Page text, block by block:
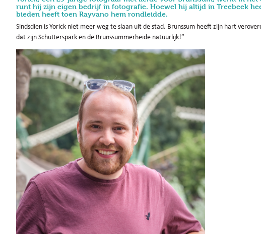
runt hij zijn eigen bedrijf in fotografie. Hoewel hij altijd in Treebeek
bieden heeft toen Rayvano hem rondleidde.
Sindsdien is Yorick niet meer weg te slaan uit de stad. Brunssum heeft zijn hart
dat zijn Schutterspark en de Brunssummerheide natuurlijk!”